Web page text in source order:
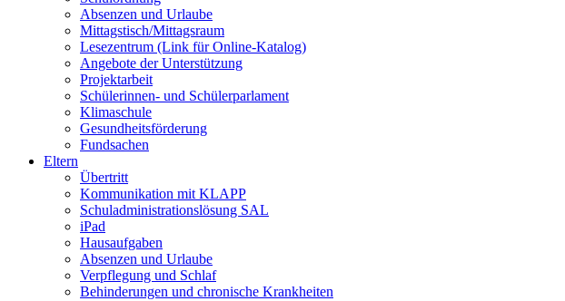
Absenzen und Urlaube
Mittagstisch/Mittagsraum
Lesezentrum (Link für Online-Katalog)
Angebote der Unterstützung
Projektarbeit
Schülerinnen- und Schülerparlament
Klimaschule
Gesundheitsförderung
Fundsachen
Eltern
Übertritt
Kommunikation mit KLAPP
Schuladministrationslösung SAL
iPad
Hausaufgaben
Absenzen und Urlaube
Verpflegung und Schlaf
Behinderungen und chronische Krankheiten